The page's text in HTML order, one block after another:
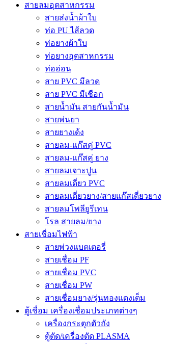
สายลมอุตสาหกรรม
สายส่งน้ำผ้าใบ
ท่อ PU ไส้ลวด
ท่อยางผ้าใบ
ท่อยางอุตสาหกรรม
ท่ออ่อน
สาย PVC มีลวด
สาย PVC มีเชือก
สายน้ำมัน สายกันน้ำมัน
สายพ่นยา
สายยางเด้ง
สายลม-แก๊สคู่ PVC
สายลม-แก๊สคู่ ยาง
สายลมเจาะปูน
สายลมเดี่ยว PVC
สายลมเดี่ยวยาง/สายแก๊สเดี่ยวยาง
สายลมโพลียูรีเทน
โรล สายลม/ยาง
สายเชื่อมไฟฟ้า
สายพ่วงแบตเตอรี่
สายเชื่อม PF
สายเชื่อม PVC
สายเชื่อม PW
สายเชื่อมยาง/รุ่นทองแดงเต็ม
ตู้เชื่อม เครื่องเชื่อมประเภทต่างๆ
เครื่องกระตุกตัวถัง
ตู้ตัด/เครื่องตัด PLASMA